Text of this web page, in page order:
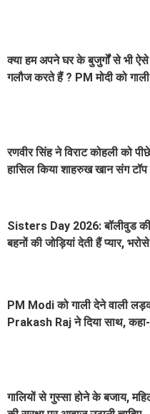
क्या हम अपने घर के बुजुर्गों से भी ऐसे
गलौज करते हैं ? PM मोदी को
रणवीर सिंह ने विराट कोहली को
हासिल किया शाहरुख खान संग टॉप
Sisters Day 2026: बॉलीवुड
बहनों की जोड़ियां देती हैं प्यार,
PM Modi को गाली देने वाली
Prakash Raj ने दिया साथ,
गालियों से गुस्सा होने के बजाय,